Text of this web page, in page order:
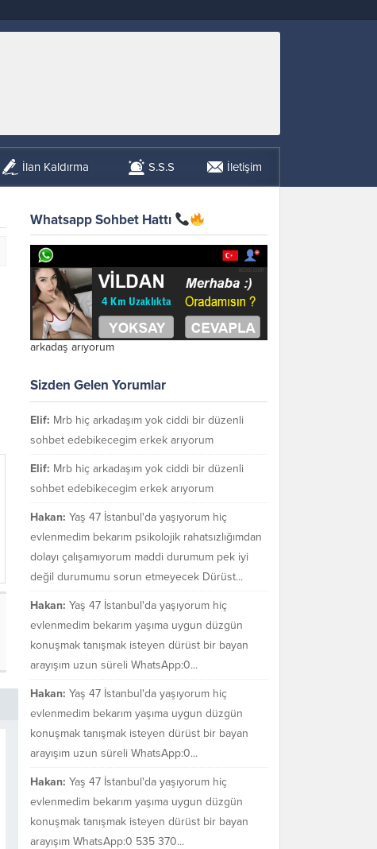
İlan Kaldırma S.S.S İletişim
Whatsapp Sohbet Hattı
arkadaş arıyorum
Sizden Gelen Yorumlar
Elif: Mrb hiç arkadaşım yok ciddi bir düzenli
sohbet edebikecegim erkek arıyorum
Elif: Mrb hiç arkadaşım yok ciddi bir düzenli
sohbet edebikecegim erkek arıyorum
Hakan: Yaş 47 İstanbul'da yaşıyorum hiç
evlenmedim bekarım psikolojik rahatsızlığımdan
dolayı çalışamıyorum maddi durumum pek iyi
değil durumumu sorun etmeyecek Dürüst...
Hakan: Yaş 47 İstanbul'da yaşıyorum hiç
evlenmedim bekarım yaşıma uygun düzgün
konuşmak tanışmak isteyen dürüst bir bayan
arayışım uzun süreli WhatsApp:0...
Hakan: Yaş 47 İstanbul'da yaşıyorum hiç
evlenmedim bekarım yaşıma uygun düzgün
konuşmak tanışmak isteyen dürüst bir bayan
arayışım uzun süreli WhatsApp:0...
Hakan: Yaş 47 İstanbul'da yaşıyorum hiç
evlenmedim bekarım yaşıma uygun düzgün
konuşmak tanışmak isteyen dürüst bir bayan
arayışım WhatsApp:0 535 370...